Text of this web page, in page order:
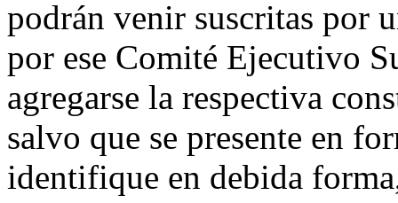
podrán venir suscritas por
por ese Comité Ejecutivo
agregarse la respectiva
salvo que se presente en
identifique en debida